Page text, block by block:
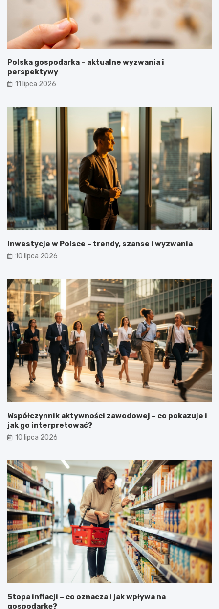
Polska gospodarka – aktualne wyzwania i
perspektywy
11 lipca 2026
Inwestycje w Polsce – trendy, szanse i wyzwania
10 lipca 2026
Współczynnik aktywności zawodowej – co pokazuje i
jak go interpretować?
10 lipca 2026
Stopa inflacji – co oznacza i jak wpływa na
gospodarkę?